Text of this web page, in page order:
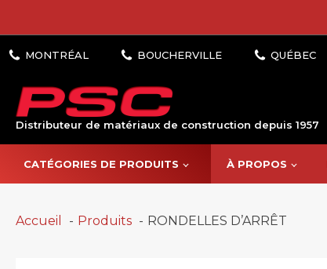
Distributeur de matériaux de construction depuis 1957
CATÉGORIES DE PRODUITS À PROPOS
Accueil Produits RONDELLES D’ARRÊT